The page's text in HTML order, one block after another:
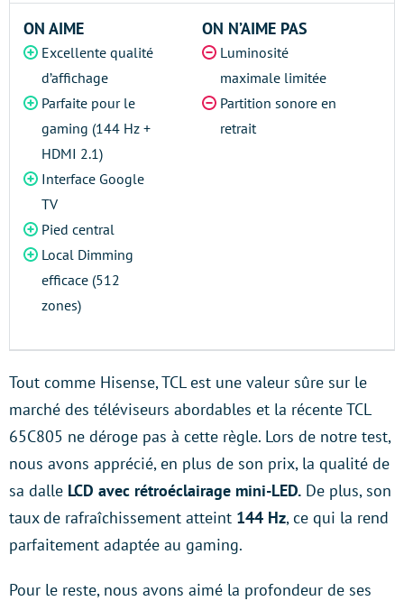
ON AIME
Excellente qualité
d’affichage
Parfaite pour le
gaming (144 Hz +
HDMI 2.1)
Interface Google
TV
Pied central
Local Dimming
efficace (512
zones)
ON N’AIME PAS
Luminosité
maximale limitée
Partition sonore en
retrait
Tout comme Hisense, TCL est une valeur sûre sur le
marché des téléviseurs abordables et la récente TCL
65C805 ne déroge pas à cette règle. Lors de notre test,
nous avons apprécié, en plus de son prix, la qualité de
sa dalle LCD avec rétroéclairage mini-LED. De plus, son
taux de rafraîchissement atteint 144 Hz, ce qui la rend
parfaitement adaptée au gaming.
Pour le reste, nous avons aimé la profondeur de ses